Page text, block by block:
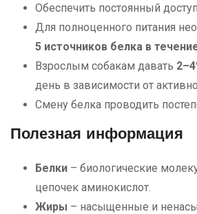
Обеспечить постоянный
Для полноценного питания
5 источников белка в
Взрослым собакам давать
день в зависимости от
Смену белка проводить
Полезная информация
Белки – биологические
цепочек аминокислот.
Жиры – насыщенные и